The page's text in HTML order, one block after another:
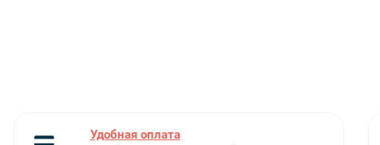
Удобная оплата